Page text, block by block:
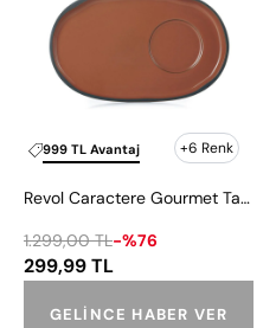
+6 Renk
999 TL Avantaj
Gourmet
Tarçın
Fincan
Tabağı
cm
Revol Caractere Gourmet Tarçın Fincan Tabağı 18x11 cm
1.299,00 TL-%76
299,99 TL
GELINCE HABER VER